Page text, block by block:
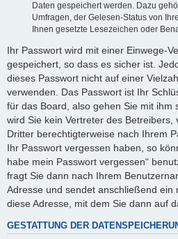
Daten gespeichert werden. Dazu
Umfragen, der Gelesen-Status von
Ihnen gesetzte Lesezeichen oder
Ihr Passwort wird mit einer Einwege-
gespeichert, so dass es sicher ist.
dieses Passwort nicht auf einer
verwenden. Das Passwort ist Ihr
für das Board, also gehen Sie mit ihm
wird Sie kein Vertreter des Betreibers,
Dritter berechtigterweise nach Ihrem
Ihr Passwort vergessen haben, so
habe mein Passwort vergessen“
fragt Sie dann nach Ihrem
Adresse und sendet anschließend ein
diese Adresse, mit dem Sie dann auf
GESTATTUNG DER